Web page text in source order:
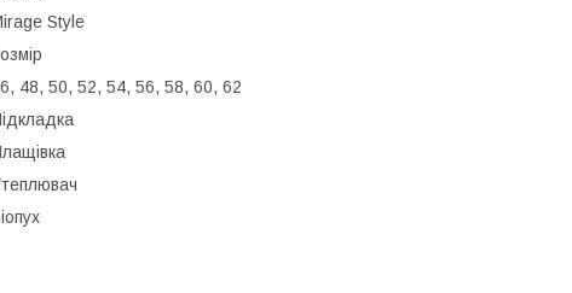
Style
48, 50, 52, 54, 56, 58, 60, 62